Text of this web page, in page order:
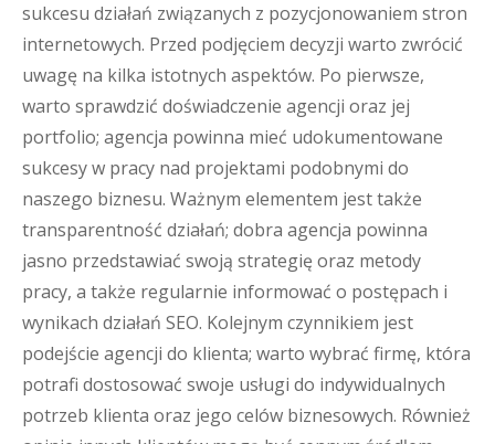
sukcesu działań związanych z pozycjonowaniem stron
internetowych. Przed podjęciem decyzji warto zwrócić
uwagę na kilka istotnych aspektów. Po pierwsze,
warto sprawdzić doświadczenie agencji oraz jej
portfolio; agencja powinna mieć udokumentowane
sukcesy w pracy nad projektami podobnymi do
naszego biznesu. Ważnym elementem jest także
transparentność działań; dobra agencja powinna
jasno przedstawiać swoją strategię oraz metody
pracy, a także regularnie informować o postępach i
wynikach działań SEO. Kolejnym czynnikiem jest
podejście agencji do klienta; warto wybrać firmę, która
potrafi dostosować swoje usługi do indywidualnych
potrzeb klienta oraz jego celów biznesowych. Również